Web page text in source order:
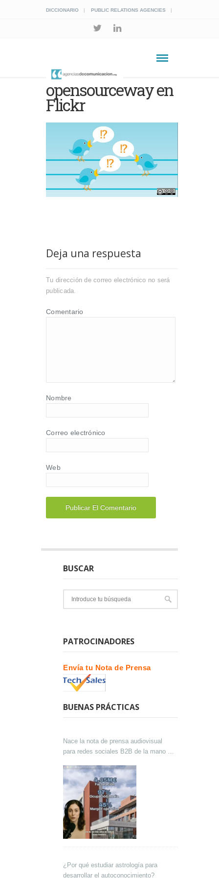
DICCIONARIO PUBLIC RELATIONS AGENCIES
opensourceway en
Flickr
Deja una respuesta
Tu dirección de correo electrónico no será
publicada.
Comentario
Nombre
Correo electrónico
Web
BUSCAR
PATROCINADORES
Envía tu Nota de Prensa
BUENAS PRÁCTICAS
Nace la nota de prensa audiovisual
para redes sociales B2B de la mano de
¿Por qué estudiar astrología para
desarrollar el autoconocimiento?